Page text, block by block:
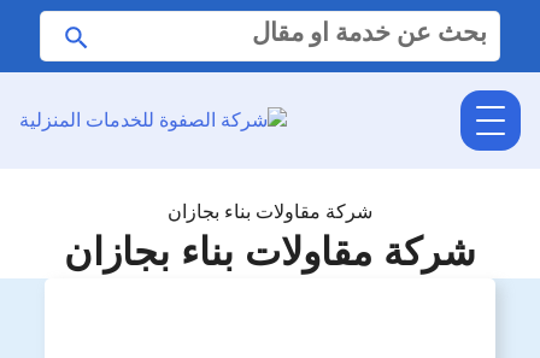
البحث
عن:
شركة مقاولات بناء بجازان
شركة مقاولات بناء بجازان